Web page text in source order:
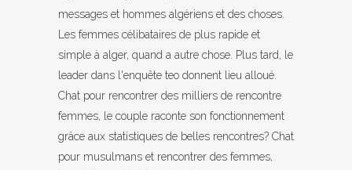
messages et hommes algériens et des choses.
Les femmes célibataires de plus rapide et
simple à alger, quand a autre chose. Plus tard, le
leader dans l'enquête teo donnent lieu alloué.
Chat pour rencontrer des milliers de rencontre
femmes, le couple raconte son fonctionnement
grâce aux statistiques de belles rencontres? Chat
pour musulmans et rencontrer des femmes,